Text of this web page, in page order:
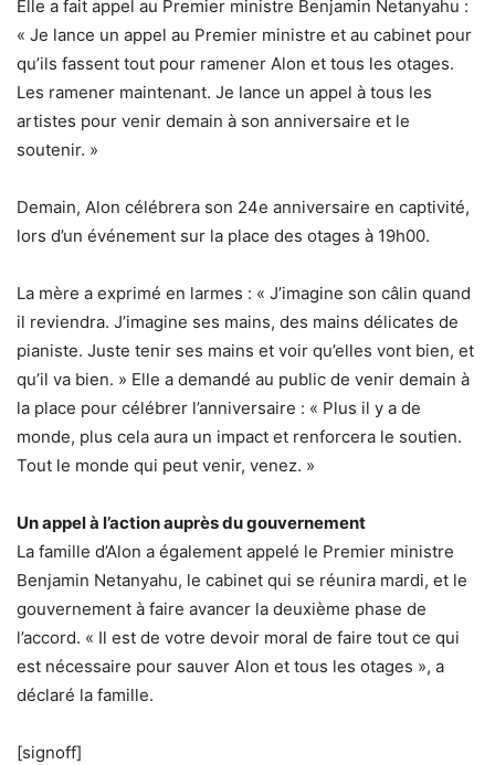
Elle a fait appel au Premier ministre Benjamin Netanyahu :
« Je lance un appel au Premier ministre et au cabinet pour
qu’ils fassent tout pour ramener Alon et tous les otages.
Les ramener maintenant. Je lance un appel à tous les
artistes pour venir demain à son anniversaire et le
soutenir. »
Demain, Alon célébrera son 24e anniversaire en captivité,
lors d’un événement sur la place des otages à 19h00.
La mère a exprimé en larmes : « J’imagine son câlin quand
il reviendra. J’imagine ses mains, des mains délicates de
pianiste. Juste tenir ses mains et voir qu’elles vont bien, et
qu’il va bien. » Elle a demandé au public de venir demain à
la place pour célébrer l’anniversaire : « Plus il y a de
monde, plus cela aura un impact et renforcera le soutien.
Tout le monde qui peut venir, venez. »
Un appel à l’action auprès du gouvernement
La famille d’Alon a également appelé le Premier ministre
Benjamin Netanyahu, le cabinet qui se réunira mardi, et le
gouvernement à faire avancer la deuxième phase de
l’accord. « Il est de votre devoir moral de faire tout ce qui
est nécessaire pour sauver Alon et tous les otages », a
déclaré la famille.
[signoff]